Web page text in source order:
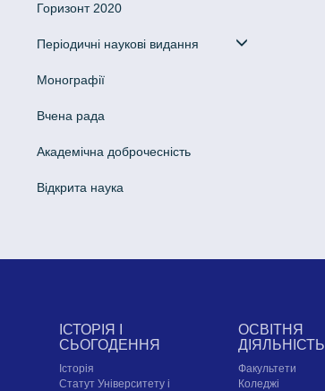
Горизонт 2020
Періодичні наукові видання
Монографії
Вчена рада
Академічна доброчесність
Відкрита наука
ІСТОРІЯ І
СЬОГОДЕННЯ
Історія
Статут Університету і
ОСВІТНЯ
ДІЯЛЬНІСТЬ
Факультети
Коледжі